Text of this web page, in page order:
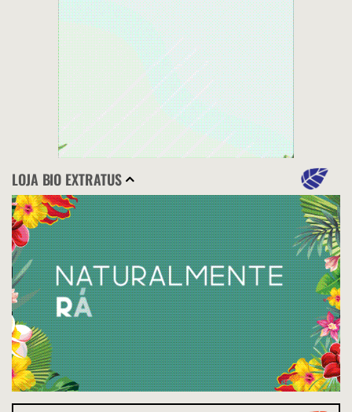
LOJA BIO EXTRATUS